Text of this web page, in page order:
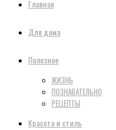
Главная
Для дома
Полезное
ЖИЗНЬ
ПОЗНАВАТЕЛЬНО
РЕЦЕПТЫ
Красота и стиль